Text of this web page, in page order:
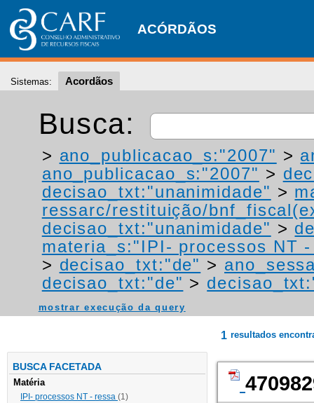
ACÓRDÃOS
Sistemas: Acordãos
Busca:
> ano_publicacao_s:"2007" >
ano_publicacao_s:"2007" >
decisao_txt:"unanimidade" >
ressarc/restituição/
decisao_txt:"unanimidade" >
materia_s:"IPI- processos NT
> decisao_txt:"de" >
decisao_txt:"de" >
mostrar execução da query
BUSCA FACETADA
Matéria
IPI- processos NT - ressa (1)
1 resultados